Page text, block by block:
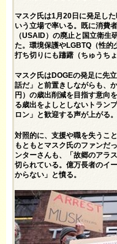
マスク氏は1月20日に発足し
いう立場で率いる。既に消費
（USAID）の廃止と国立衛生
た。環境保護やLGBTQ（性的
打ち切りにも躊躇（ちゅうち
マスク氏はDOGEの発足に先
話だ」と前置きしながらも、
円）の歳出削減を目指す意向
る歳出をよしとしないトラン
ロン」と歓迎する声が上がる。
対照的に、支援や職を失うこ
もともとマスク氏のファンだ
ンターさんも、「故郷のアラ
切られている。億万長者のイ
からない」と憤る。